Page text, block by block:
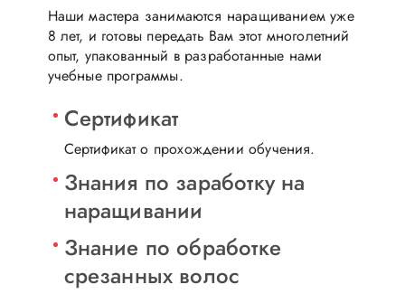
Наши мастера занимаются наращиванием уже
8 лет, и готовы передать Вам этот многолетний
опыт, упакованный в разработанные нами
учебные программы.
Сертификат
Сертификат о прохождении обучения.
Знания по заработку на
наращивании
Знание по обработке
срезанных волос